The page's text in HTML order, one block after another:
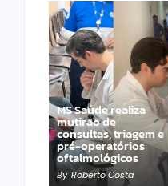
MS Saúde realiza
mutirão de
consultas, triagem e
pré-operatórios
oftalmológicos
By Roberto Costa
Jovem baleado em
garagem morre a
caminho do hospital
By Roberto Costa